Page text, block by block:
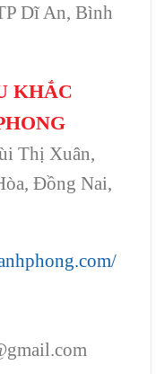
Dĩ An, Bình
KHẮC
Thị Xuân,
Đồng Nai,